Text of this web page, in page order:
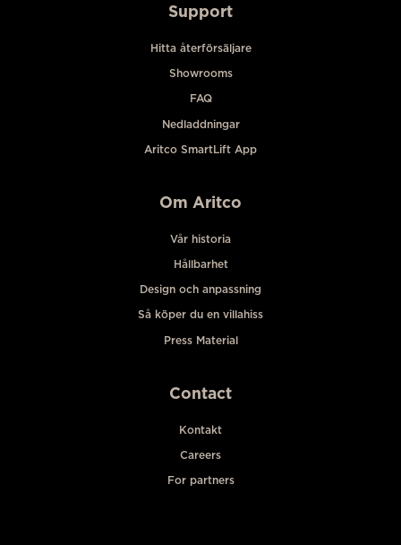
Support
Hitta återförsäljare
Showrooms
FAQ
Nedladdningar
Aritco SmartLift App
Om Aritco
Vår historia
Hållbarhet
Design och anpassning
Så köper du en villahiss
Press Material
Contact
Kontakt
Careers
For partners